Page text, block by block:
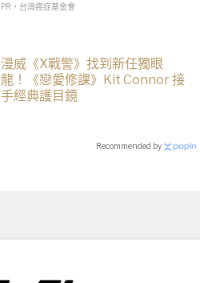
PR・台灣癌症基金會
漫威《X戰警》找到新任獨眼
龍！《戀愛修課》Kit Connor 接
手經典護目鏡
Recommended by